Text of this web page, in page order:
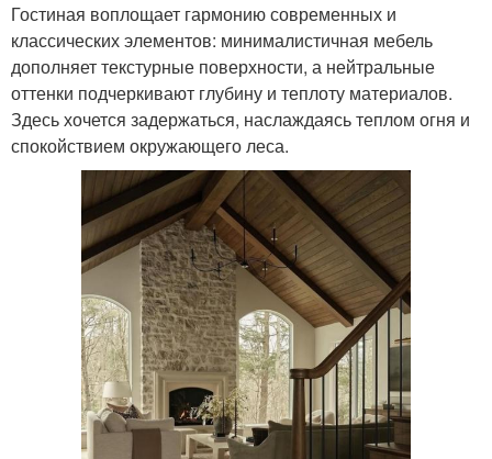
Гостиная воплощает гармонию современных и
классических элементов: минималистичная мебель
дополняет текстурные поверхности, а нейтральные
оттенки подчеркивают глубину и теплоту материалов.
Здесь хочется задержаться, наслаждаясь теплом огня и
спокойствием окружающего леса.